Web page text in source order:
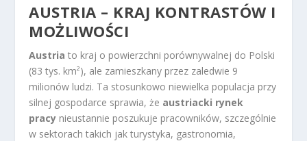
AUSTRIA – KRAJ KONTRASTÓW I
MOŻLIWOŚCI
Austria to kraj o powierzchni porównywalnej do Polski
(83 tys. km²), ale zamieszkany przez zaledwie 9
milionów ludzi. Ta stosunkowo niewielka populacja przy
silnej gospodarce sprawia, że austriacki rynek
pracy nieustannie poszukuje pracowników, szczególnie
w sektorach takich jak turystyka, gastronomia,